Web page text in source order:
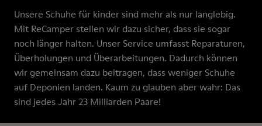
Unsere Schuhe für kinder sind mehr als nur langlebig.
Mit ReCamper stellen wir dazu sicher, dass sie sogar
noch länger halten. Unser Service umfasst Reparaturen,
Überholungen und Überarbeitungen. Dadurch können
wir gemeinsam dazu beitragen, dass weniger Schuhe
auf Deponien landen. Kaum zu glauben aber wahr: Das
sind jedes Jahr 23 Milliarden Paare!